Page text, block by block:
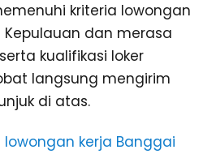
kriteria lowongan
dan merasa
kualifikasi loker
langsung mengirim
di atas.
lowongan kerja Banggai